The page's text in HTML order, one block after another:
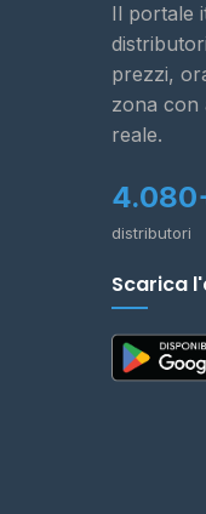
Il portale
prezzi,
zona con
reale.
distributori
Scarica